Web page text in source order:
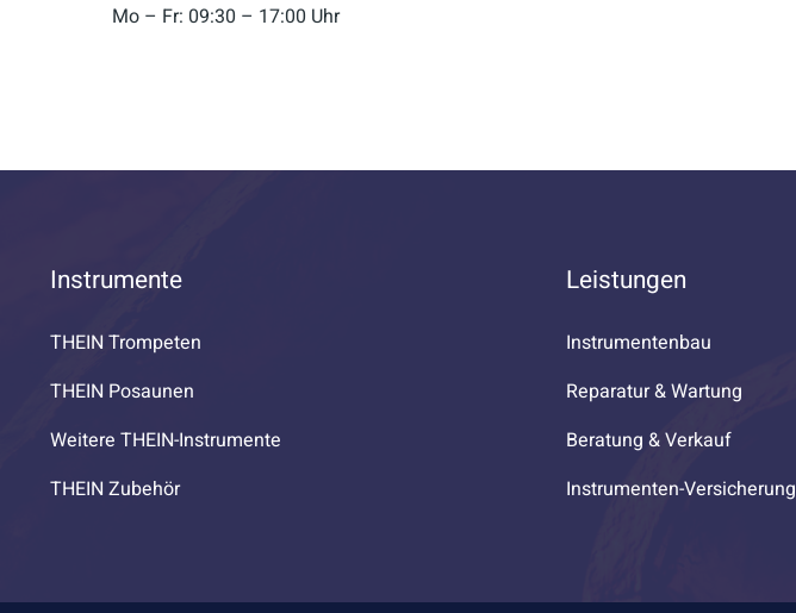
Mo – Fr: 09:30 – 17:00 Uhr
Instrumente
THEIN Trompeten
THEIN Posaunen
Weitere THEIN-Instrumente
THEIN Zubehör
Leistungen
Instrumentenbau
Reparatur & Wartung
Beratung & Verkauf
Instrumenten-Versicherung